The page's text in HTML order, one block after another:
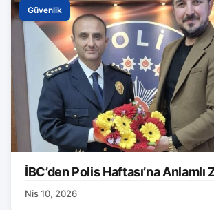
Güvenlik
İBC’den Polis Haftası’na Anlamlı
Nis 10, 2026